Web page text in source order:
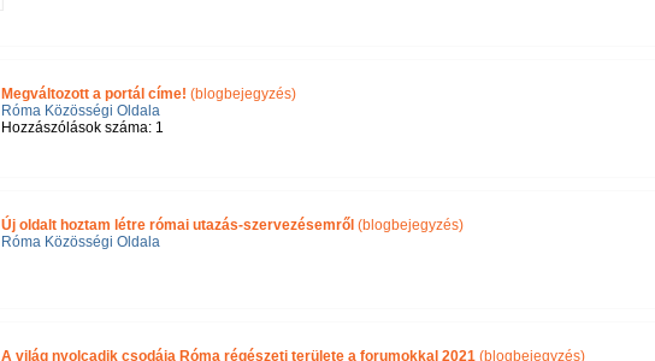
Megváltozott a portál címe! (blogbejegyzés)
Róma Közösségi Oldala
Hozzászólások száma: 1
Új oldalt hoztam létre római utazás-szervezésemről (blogbejegyzés)
Róma Közösségi Oldala
A világ nyolcadik csodája Róma régészeti területe a forumokkal 2021(blogbejegyzés)